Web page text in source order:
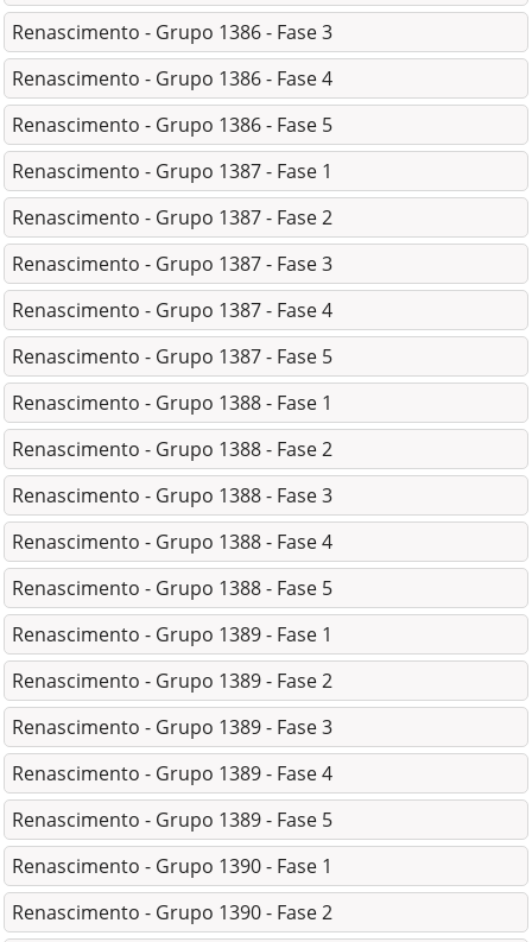
Renascimento - Grupo 1386 - Fase 3
Renascimento - Grupo 1386 - Fase 4
Renascimento - Grupo 1386 - Fase 5
Renascimento - Grupo 1387 - Fase 1
Renascimento - Grupo 1387 - Fase 2
Renascimento - Grupo 1387 - Fase 3
Renascimento - Grupo 1387 - Fase 4
Renascimento - Grupo 1387 - Fase 5
Renascimento - Grupo 1388 - Fase 1
Renascimento - Grupo 1388 - Fase 2
Renascimento - Grupo 1388 - Fase 3
Renascimento - Grupo 1388 - Fase 4
Renascimento - Grupo 1388 - Fase 5
Renascimento - Grupo 1389 - Fase 1
Renascimento - Grupo 1389 - Fase 2
Renascimento - Grupo 1389 - Fase 3
Renascimento - Grupo 1389 - Fase 4
Renascimento - Grupo 1389 - Fase 5
Renascimento - Grupo 1390 - Fase 1
Renascimento - Grupo 1390 - Fase 2